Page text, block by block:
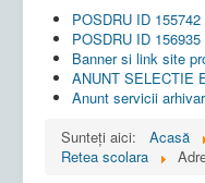
POSDRU ID 155742
POSDRU ID 156935
Banner si link site
ANUNT SELECTIE
Anunt servicii
Sunteți aici:
Acasă
Retea scolara